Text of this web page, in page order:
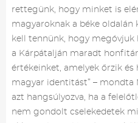
rettegünk, hogy minket is
magyaroknak a béke
kell tennünk, hogy megóvjuk
a Kárpátalján maradt
értékeinket, amelyek őrzik és
magyar identitást” – mondta
azt hangsúlyozva, ha a
nem gondolt cselekedetek